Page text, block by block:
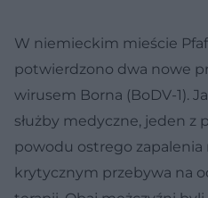
W niemieckim mieście
potwierdzono dwa nowe
wirusem Borna (BoDV-1).
służby medyczne, jeden z
powodu ostrego
krytycznym przebywa na